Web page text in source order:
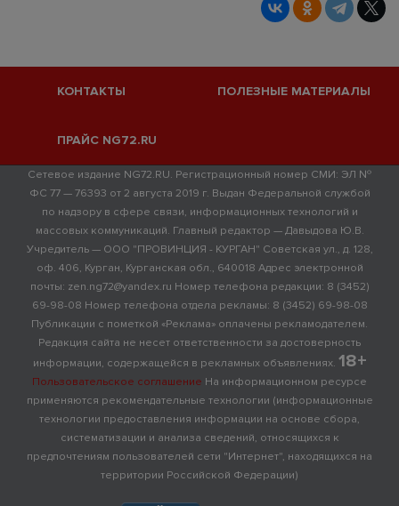
КОНТАКТЫ ПОЛЕЗНЫЕ МАТЕРИАЛЫ
ПРАЙС NG72.RU
Сетевое издание NG72.RU. Регистрационный номер СМИ: ЭЛ №
ФС 77 — 76393 от 2 августа 2019 г. Выдан Федеральной службой
по надзору в сфере связи, информационных технологий и
массовых коммуникаций. Главный редактор — Давыдова Ю.В.
Учредитель — ООО "ПРОВИНЦИЯ - КУРГАН" Советская ул., д. 128,
оф. 406, Курган, Курганская обл., 640018 Адрес электронной
почты: zen.ng72@yandex.ru Номер телефона редакции: 8 (3452)
69-98-08 Номер телефона отдела рекламы: 8 (3452) 69-98-08
Публикации с пометкой «Реклама» оплачены рекламодателем.
Редакция сайта не несет ответственности за достоверность
информации, содержащейся в рекламных объявлениях. 18+
Пользовательское соглашение На информационном ресурсе
применяются рекомендательные технологии (информационные
технологии предоставления информации на основе сбора,
систематизации и анализа сведений, относящихся к
предпочтениям пользователей сети "Интернет", находящихся на
территории Российской Федерации)